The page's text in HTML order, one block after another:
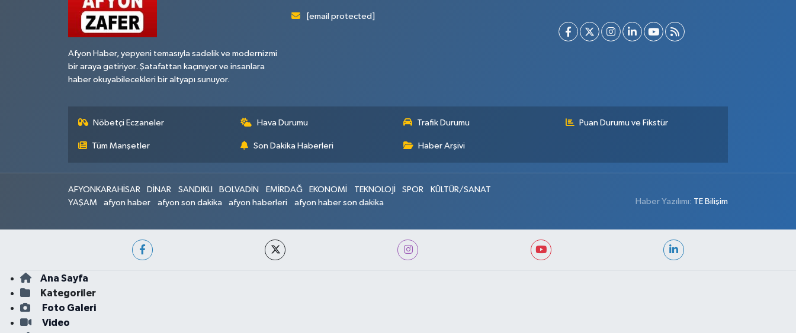
Afyon Haber, yepyeni temasıyla sadelik ve modernizmi
bir araya getiriyor. Şatafattan kaçınıyor ve insanlara
haber okuyabilecekleri bir altyapı sunuyor.
[email protected]
Nöbetçi Eczaneler Hava Durumu Trafik Durumu Puan Durumu ve Fikstür
Tüm Manşetler Son Dakika Haberleri Haber Arşivi
AFYONKARAHİSAR DİNAR SANDIKLI BOLVADİN EMİRDAĞ EKONOMİ TEKNOLOJİ SPOR
KÜLTÜR/SANAT
YAŞAM
afyon haber afyon son dakika afyon haberleri afyon haber son dakika Haber Yazılımı: TE Bilişim
Ana Sayfa
Kategoriler
Foto Galeri
Video